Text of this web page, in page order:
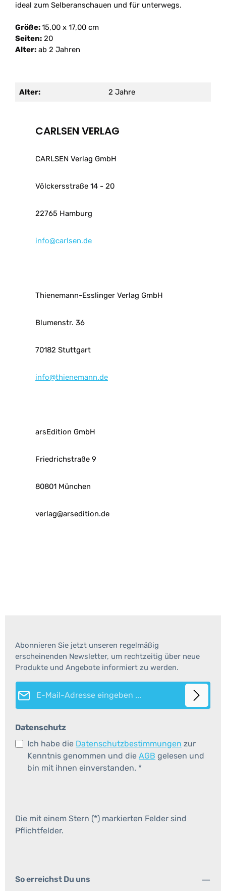
ideal zum Selberanschauen und für unterwegs.
Größe:15,00 x 17,00 cm
Seiten: 20
Alter: ab 2 Jahren
Alter: 2 Jahre
CARLSEN VERLAG
CARLSEN Verlag GmbH
Völckersstraße 14 - 20
22765 Hamburg
info@carlsen.de
Thienemann-Esslinger Verlag GmbH
Blumenstr. 36
70182 Stuttgart
info@thienemann.de
arsEdition GmbH
Friedrichstraße 9
80801 München
verlag@arsedition.de
Abonnieren Sie jetzt unseren regelmäßig
erscheinenden Newsletter, um rechtzeitig über neue
Produkte und Angebote informiert zu werden.
E-Mail-Adresse*
Datenschutz
Ich habe die Datenschutzbestimmungen zur
Kenntnis genommen und die AGB gelesen und
bin mit ihnen einverstanden. *
Die mit einem Stern (*) markierten Felder sind
Pflichtfelder.
So erreichst Du uns